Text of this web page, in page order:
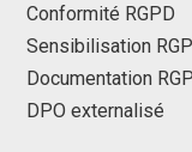
Conformité RGPD
Sensibilisation
Documentation
DPO externalisé